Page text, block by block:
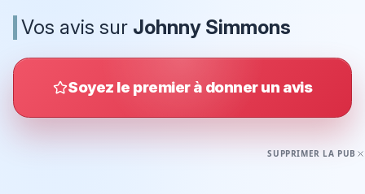
Vos avis sur Johnny Simmons
Soyez le premier à donner un avis
SUPPRIMER LA PUB